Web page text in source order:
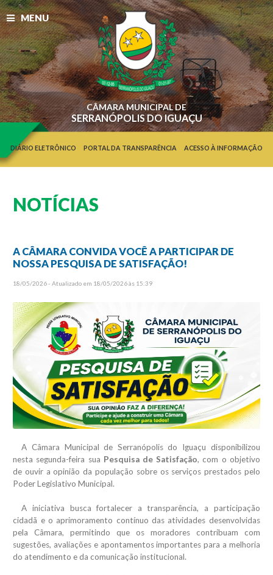
MENU
CÂMARA MUNICIPAL DE
SERRANÓPOLIS DO IGUAÇU
DIÁRIO ELETRÔNICO PORTAL DA TRANSPARÊNCIA ACESSO À INFORMAÇÃO
NOTÍCIAS
A CÂMARA CONVIDA VOCÊ A PARTICIPAR DE
NOSSA PESQUISA DE SATISFAÇÃO!
18/05/2026 - Atualizado em 18/05/2026 às 15:39
A Câmara Municipal de Serranópolis do Iguaçu disponibilizou
nesta segunda-feira sua Pesquisa de Satisfação, com o objetivo
de ouvir a opinião da população sobre os serviços prestados pelo
Poder Legislativo Municipal.
A iniciativa busca fortalecer a transparência, a participação
cidadã e o aprimoramento contínuo das atividades desenvolvidas
pela Câmara, permitindo que os moradores contribuam com
sugestões, avaliações e apontamentos importantes para a melhoria
do atendimento e da comunicação institucional.